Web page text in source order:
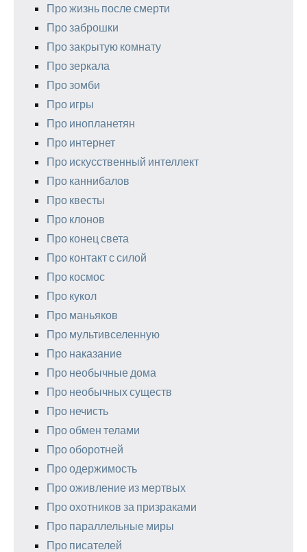
Про жизнь после смерти
Про заброшки
Про закрытую комнату
Про зеркала
Про зомби
Про игры
Про инопланетян
Про интернет
Про искусственный интеллект
Про каннибалов
Про квесты
Про клонов
Про конец света
Про контакт с силой
Про космос
Про кукол
Про маньяков
Про мультивселенную
Про наказание
Про необычные дома
Про необычных существ
Про нечисть
Про обмен телами
Про оборотней
Про одержимость
Про оживление из мертвых
Про охотников за призраками
Про параллельные миры
Про писателей